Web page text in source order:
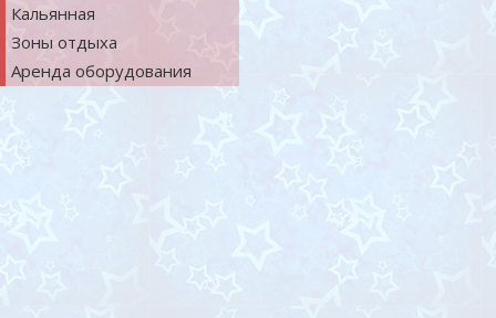
Кальянная
Зоны отдыха
Аренда оборудования